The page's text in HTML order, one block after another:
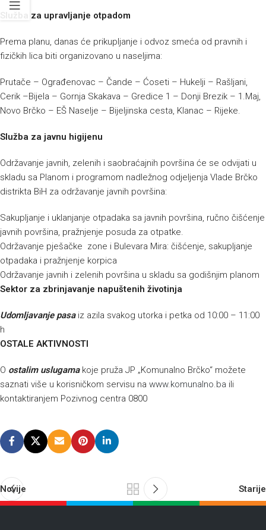
Služba za upravljanje otpadom
Prema planu, danas će prikupljanje i odvoz smeća od pravnih i
fizičkih lica biti organizovano u naseljima:
Prutače – Ograđenovac – Čande – Ćoseti – Hukelji – Rašljani,
Cerik –Bijela – Gornja Skakava – Gredice 1 – Donji Brezik – 1.Maj,
Novo Brčko – EŠ Naselje – Bijeljinska cesta, Klanac – Rijeke.
Služba za javnu higijenu
Održavanje javnih, zelenih i saobraćajnih površina će se odvijati u
skladu sa Planom i programom nadležnog odjeljenja Vlade Brčko
distrikta BiH za održavanje javnih površina:
Sakupljanje i uklanjanje otpadaka sa javnih površina, ručno čišćenje
javnih površina, pražnjenje posuda za otpatke.
Održavanje pješačke zone i Bulevara Mira: čišćenje, sakupljanje
otpadaka i pražnjenje korpica
Održavanje javnih i zelenih površina u skladu sa godišnjim planom
Sektor za zbrinjavanje napuštenih životinja
Udomljavanje pasaiz azila svakog utorka i petka od 10:00 – 11:00
h
OSTALE AKTIVNOSTI
O ostalim uslugamakoje pruža JP „Komunalno Brčko“ možete
saznati više u korisničkom servisu na www.komunalno.ba ili
kontaktiranjem Pozivnog centra 0800
Novije Starije